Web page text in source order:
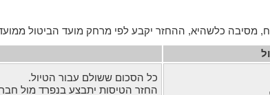
מסיבה כלשהיא, ההחזר יקבע לפי מרחק מועד הביטול
כל הסכום ששולם עבור הטיול.
החזר הטיסות יתבצע בנפרד מול